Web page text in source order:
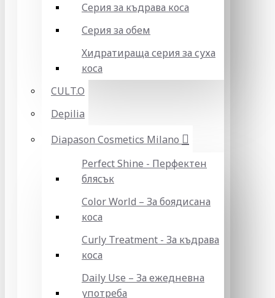
Серия за къдрава коса
Серия за обем
Хидратираща серия за суха
коса
CULT.O
Depilia
Diapason Cosmetics Milano
Perfect Shine - Перфектен
блясък
Color World – За боядисана
коса
Curly Treatment - За къдрава
коса
Daily Use – За ежедневна
употреба